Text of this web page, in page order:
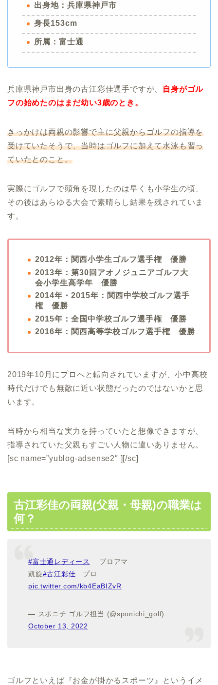
出身地：兵庫県神戸市
身長153cm
所属：富士通
兵庫県神戸市出身の古江彩佳選手ですが、
自身がゴル
フの始めたのはまだ幼い3歳のとき。
きっかけは両親の影響で主に父親からゴルフの指導を
受けていたそうで、当時はゴルフに加えて水泳も習っ
ていたとのこと。
実際にゴルフで頭角を現したのは早くも小学生の頃、
その後はあらゆる大会で素晴らし結果を残されていま
す。
2012年：関西小学生ゴルフ選手権 優勝
2013年：第30回アオノジュニアゴルフ大
会小学生高学年 優勝
2014年・2015年：関西中学校ゴルフ選手
権 優勝
2015年：全国中学校ゴルフ選手権 優勝
2016年：関西高等学校ゴルフ選手権 優勝
2019年10月にプロへと転向されていますが、小中高校
時代だけでも無敵に近い状態だったのではないかと思
います。
当時から相当な実力を持っていたと想像できますが、
指導されていた父親もすごい人物に違いありません。
[sc name=”yublog-adsense2″ ][/sc]
古江彩佳の両親(父親・母親)の職業は
何？
#富士通レディース
プロアマ
凱旋#古江彩佳 プロ
pic.twitter.com/kb4EaBIZvR
— スポニチ ゴルフ担当 (@sponichi_golf)
October 13, 2022
ゴルフといえば『お金が掛かるスポーツ』というイメ